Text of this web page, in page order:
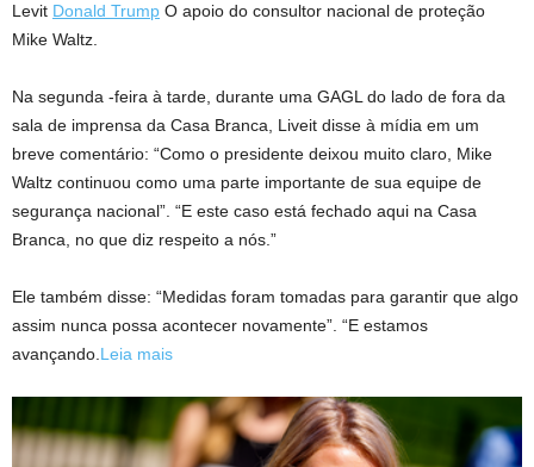
Levit Donald Trump O apoio do consultor nacional de proteção
Mike Waltz.
Na segunda -feira à tarde, durante uma GAGL do lado de fora da
sala de imprensa da Casa Branca, Liveit disse à mídia em um
breve comentário: “Como o presidente deixou muito claro, Mike
Waltz continuou como uma parte importante de sua equipe de
segurança nacional”. “E este caso está fechado aqui na Casa
Branca, no que diz respeito a nós.”
Ele também disse: “Medidas foram tomadas para garantir que algo
assim nunca possa acontecer novamente”. “E estamos
avançando. Leia mais